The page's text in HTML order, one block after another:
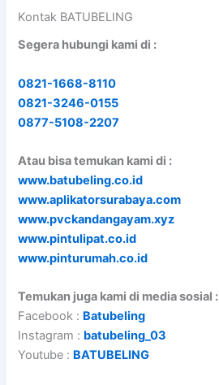
Kontak BATUBELING
Segera hubungi kami di :
0821-1668-8110
0821-3246-0155
0877-5108-2207
Atau bisa temukan kami di :
www.batubeling.co.id
www.aplikatorsurabaya.com
www.pvckandangayam.xyz
www.pintulipat.co.id
www.pinturumah.co.id
Temukan juga kami di media sosial :
Facebook : Batubeling
Instagram : batubeling_03
Youtube : BATUBELING